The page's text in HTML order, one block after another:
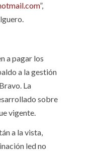
”,
a pagar los
a la gestión
La
sobre
vigente.
a la vista,
led no